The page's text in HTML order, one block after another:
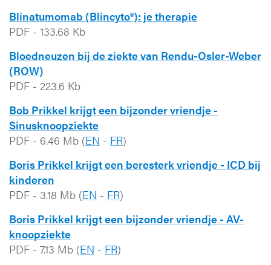
Blinatumomab (Blincyto®): je therapie
PDF - 133.68 Kb
Bloedneuzen bij de ziekte van Rendu-Osler-Weber
(ROW)
PDF - 223.6 Kb
Bob Prikkel krijgt een bijzonder vriendje -
Sinusknoopziekte
PDF - 6.46 Mb (EN - FR)
Boris Prikkel krijgt een beresterk vriendje - ICD bij
kinderen
PDF - 3.18 Mb (EN - FR)
Boris Prikkel krijgt een bijzonder vriendje - AV-
knoopziekte
PDF - 7.13 Mb (EN - FR)